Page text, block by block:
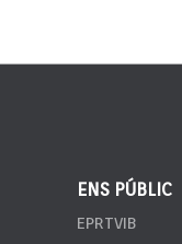
ENS PÚBLIC
EPRTVIB